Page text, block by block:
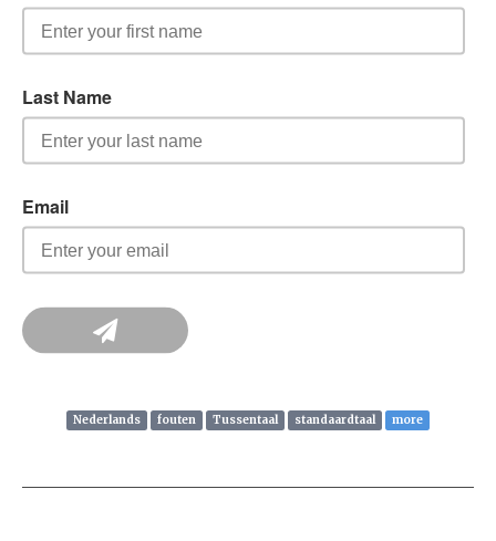
Nederlands fouten Tussentaal standaardtaal more